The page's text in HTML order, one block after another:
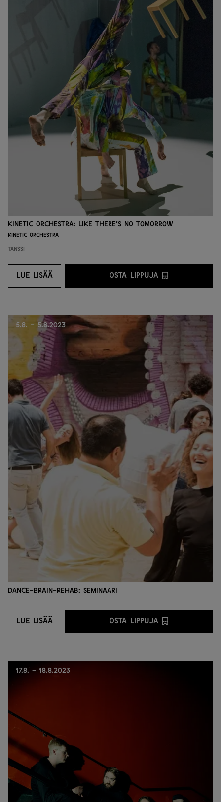
Kinetic Orchestra: Like There’s No Tomorrow
Kinetic Orchestra
Tanssi
LUE LISÄÄ
LUE LISÄÄ OSTA LIPPUJA
OSTA LIPPUJA
5.8. - 5.8.2023
Dance-Brain-Rehab: seminaari
LUE LISÄÄ
LUE LISÄÄ OSTA LIPPUJA
OSTA LIPPUJA
17.8. - 18.8.2023